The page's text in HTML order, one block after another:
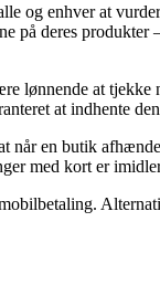
og enhver at
på deres
lønnende at
at indhente
når en butik
med kort er